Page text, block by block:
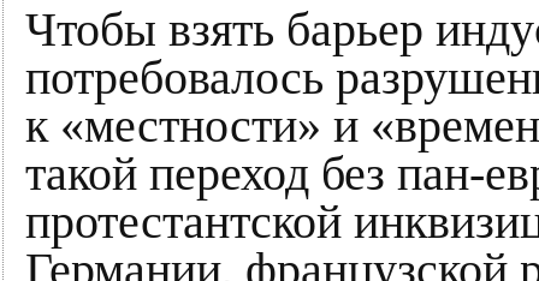
Чтобы взять барьер
потребовалось
к «местности» и
такой переход без пан-
протестантской
Германии, французской